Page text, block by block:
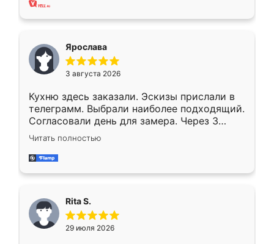
Ярослава
3 августа 2026
Кухню здесь заказали. Эскизы прислали в
телеграмм. Выбрали наиболее подходящий.
Согласовали день для замера. Через 3
недели кухня была уже готова. Остались
довольны работой. Спасибо Ренессанс
мебель за качественную работу!
Читать полностью
Rita S.
29 июля 2026